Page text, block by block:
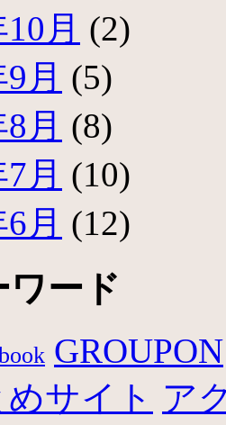
月 (2)
月 (5)
月 (8)
月 (10)
月 (12)
ード
GROUPON
めサイト ア